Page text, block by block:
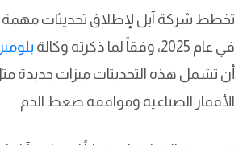
تخطط شركة آبل لإطلاق تحديثات مهمة
في عام 2025، وفقاً لما ذكرته وكالة
أن تشمل هذه التحديثات ميزات جديدة
الأقمار الصناعية وموافقة ضغط الدم.